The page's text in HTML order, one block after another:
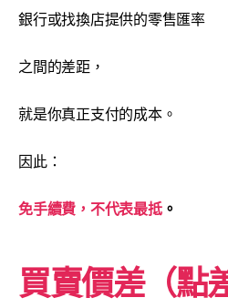
銀行或找換店提供的零售匯率
之間的差距，
就是你真正支付的成本。
因此：
免手續費，不代表最抵。
買賣價差（點